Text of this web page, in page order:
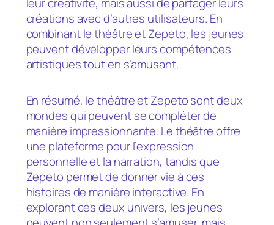
leur créativité, mais aussi de partager leurs
créations avec d’autres utilisateurs. En
combinant le théâtre et Zepeto, les jeunes
peuvent développer leurs compétences
artistiques tout en s’amusant.
En résumé, le théâtre et Zepeto sont deux
mondes qui peuvent se compléter de
manière impressionnante. Le théâtre offre
une plateforme pour l’expression
personnelle et la narration, tandis que
Zepeto permet de donner vie à ces
histoires de manière interactive. En
explorant ces deux univers, les jeunes